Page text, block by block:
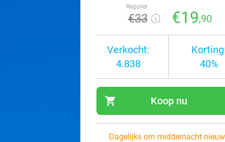
Regulier
€33 €19,90
Verkocht:
4.838
40%
shopping_cart Koop nu
Dagelijks om middernacht